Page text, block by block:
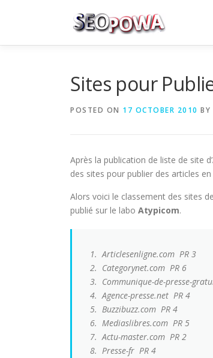
Sites pour
POSTED ON 17 OCTOBER 2010 BY
Après la publication de liste de site
des sites pour publier des articles en
Alors voici le classement des sites
publié sur le labo Atypicom.
1. Articlesenligne.com PR 3
2. Categorynet.com PR 6
3. Communique-de-presse-
4. Agence-presse.net PR 4
5. Buzzibuzz.com PR 4
6. Mediaslibres.com PR 5
7. Actu-master.com PR 2
8. Presse-fr PR 4